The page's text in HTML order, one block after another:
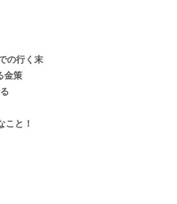
の行く末
金策
こと！